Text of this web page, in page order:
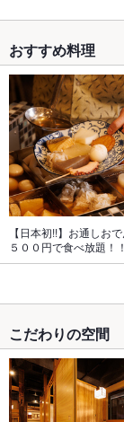
おすすめ料理
【日本初!!】お通しお
５００円で食べ放題！！
こだわりの空間